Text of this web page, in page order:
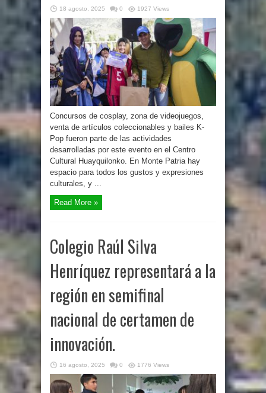
18 agosto, 2025 0 1927 Views
Concursos de cosplay, zona de videojuegos,
venta de artículos coleccionables y bailes K-
Pop fueron parte de las actividades
desarrolladas por este evento en el Centro
Cultural Huayquilonko. En Monte Patria hay
espacio para todos los gustos y expresiones
culturales, y ...
Read More »
Colegio Raúl Silva
Henríquez representará a la
región en semifinal
nacional de certamen de
innovación.
16 agosto, 2025 0 1776 Views